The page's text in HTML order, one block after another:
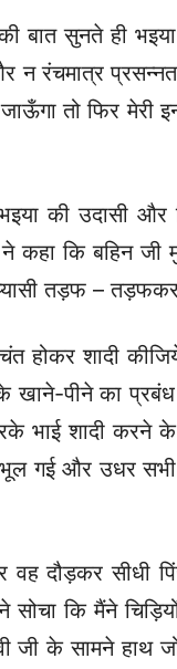
बात सुनते ही
न रंचमात्र
तो फिर मेरी
की उदासी और
कि बहिन जी
तड़फ –
होकर शादी
खाने-पीने का
भाई शादी करने
भूल गई और उधर
दौड़कर सीधी
कि मैंने चिड़ियों
के सामने हाथ